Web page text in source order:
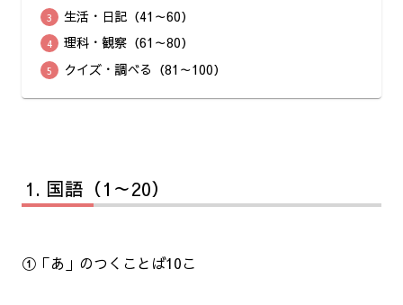
生活・日記（41～60）
理科・観察（61～80）
クイズ・調べる（81～100）
国語（1～20）
①「あ」のつくことば10こ